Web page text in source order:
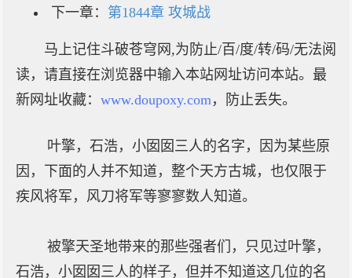
下一章： 第1844章 攻城战
马上记住斗破苍穹网,为防止/百/度/转/码/无法阅
读，请直接在浏览器中输入本站网址访问本站。最
新网址收藏： www.doupoxy.com，防止丢失。
叶擎，石浩，小囡囡三人的名字，因为某些原
因，下面的人并不知道，整个天方古城，也仅限于
疾风将军，风刀将军等寥寥数人知道。
被擎天圣地带来的那些强者们，只见过叶擎，
石浩，小囡囡三人的样子，但并不知道这几位的名